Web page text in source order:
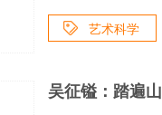
艺术科学
吴征镒：踏遍